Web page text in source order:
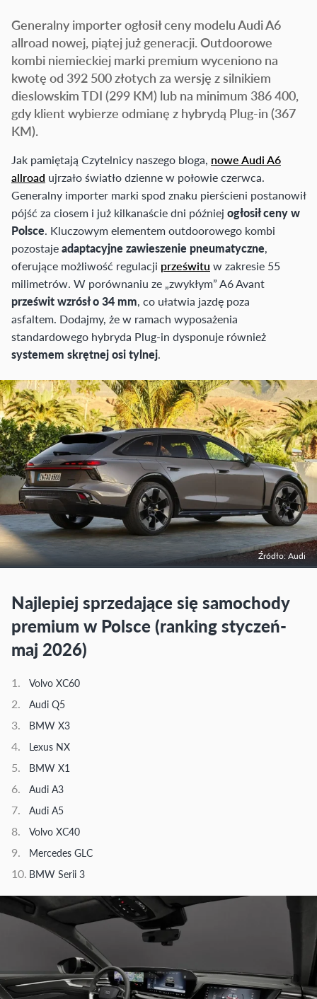
Generalny importer ogłosił ceny modelu Audi A6
allroad nowej, piątej już generacji. Outdoorowe
kombi niemieckiej marki premium wyceniono na
kwotę od 392 500 złotych za wersję z silnikiem
dieslowskim TDI (299 KM) lub na minimum 386 400,
gdy klient wybierze odmianę z hybrydą Plug-in (367
KM).
Jak pamiętają Czytelnicy naszego bloga, nowe Audi A6
allroad ujrzało światło dzienne w połowie czerwca.
Generalny importer marki spod znaku pierścieni postanowił
pójść za ciosem i już kilkanaście dni później ogłosił ceny w
Polsce. Kluczowym elementem outdoorowego kombi
pozostajeadaptacyjne zawieszenie pneumatyczne,
oferujące możliwość regulacji prześwitu w zakresie 55
milimetrów. W porównaniu ze „zwykłym” A6 Avant
prześwit wzrósł o 34 mm, co ułatwia jazdę poza
asfaltem. Dodajmy, że w ramach wyposażenia
standardowego hybryda Plug-in dysponuje również
systemem skrętnej osi tylnej.
Źródło: Audi
Najlepiej sprzedające się samochody
premium w Polsce (ranking styczeń-
maj 2026)
Volvo XC60
Audi Q5
BMW X3
Lexus NX
BMW X1
Audi A3
Audi A5
Volvo XC40
Mercedes GLC
BMW Serii 3